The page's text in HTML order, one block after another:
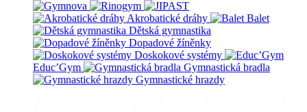
Akrobatické dráhy
Balet
Dětská gymnastika
Dopadové žíněnky
Doskokové systémy
Educ’Gym
Gymnastická bradla
Gymnastické hrazdy